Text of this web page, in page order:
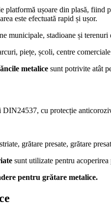
platformă ușoare din plasă,
este efectuată rapid și ușor.
municipale, stadioane și
piețe, școli, centre
metalice sunt potrivite atât
DIN24537, cu protecție
grătare presate, grătare
sunt utilizate pentru
pentru grătare metalice.